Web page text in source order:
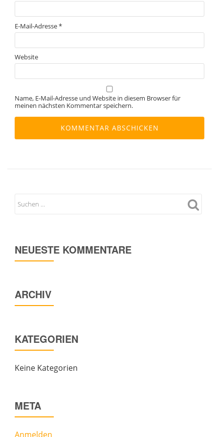
E-Mail-Adresse*
Website
Name, E-Mail-Adresse und Website in diesem Browser für
meinen nächsten Kommentar speichern.
NEUESTE KOMMENTARE
ARCHIV
KATEGORIEN
Keine Kategorien
META
Anmelden